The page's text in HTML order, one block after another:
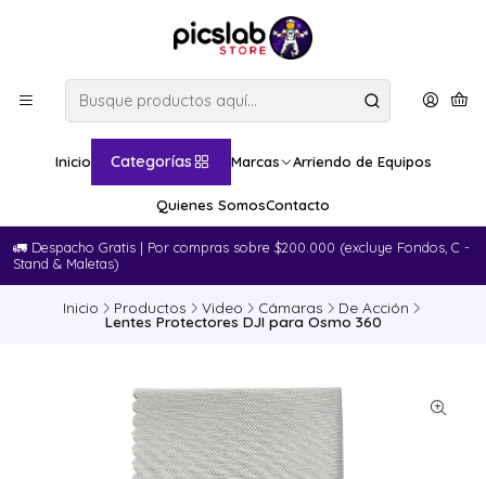
Inicio Categorías Marcas Arriendo de Equipos
Quienes SomosContacto
🚛​ Despacho Gratis | Por compras sobre $200.000 (excluye Fondos, C -
Stand & Maletas)
Inicio Productos Video Cámaras De Acción
Lentes Protectores DJI para Osmo 360